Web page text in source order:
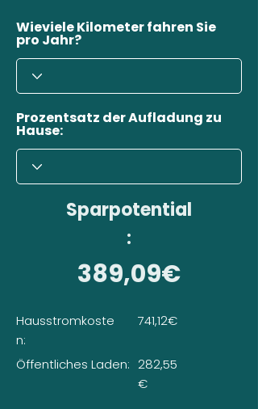
Wieviele Kilometer fahren Sie
pro Jahr?
Prozentsatz der Aufladung zu
Hause:
Sparpotential
:
389,09€
Hausstromkoste
n:
Öffentliches Laden:
741,12€
282,55
€